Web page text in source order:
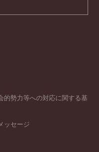
的勢力等への対応に関する基
ッセージ